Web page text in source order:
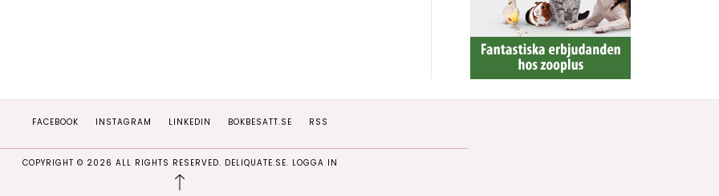
FACEBOOK INSTAGRAM LINKEDIN BOKBESATT.SE RSS
COPYRIGHT © 2026 ALL RIGHTS RESERVED. DELIQUATE.SE. LOGGA IN